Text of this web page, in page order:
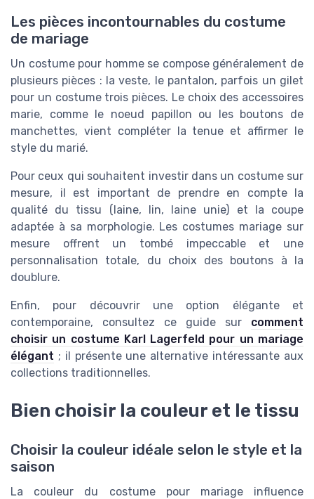
Les pièces incontournables du costume
de mariage
Un costume pour homme se compose généralement de
plusieurs pièces : la veste, le pantalon, parfois un gilet
pour un costume trois pièces. Le choix des accessoires
marie, comme le noeud papillon ou les boutons de
manchettes, vient compléter la tenue et affirmer le
style du marié.
Pour ceux qui souhaitent investir dans un costume sur
mesure, il est important de prendre en compte la
qualité du tissu (laine, lin, laine unie) et la coupe
adaptée à sa morphologie. Les costumes mariage sur
mesure offrent un tombé impeccable et une
personnalisation totale, du choix des boutons à la
doublure.
Enfin, pour découvrir une option élégante et
contemporaine, consultez ce guide sur comment
choisir un costume Karl Lagerfeld pour un mariage
élégant ; il présente une alternative intéressante aux
collections traditionnelles.
Bien choisir la couleur et le tissu
Choisir la couleur idéale selon le style et la
saison
La couleur du costume pour mariage influence